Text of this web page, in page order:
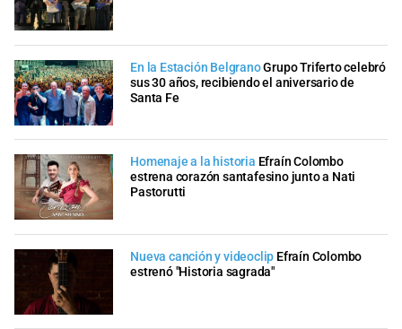
En la Estación BelgranoGrupo Triferto celebró
sus 30 años, recibiendo el aniversario de
Santa Fe
Homenaje a la historia Efraín Colombo
estrena corazón santafesino junto a Nati
Pastorutti
Nueva canción y videoclip Efraín Colombo
estrenó "Historia sagrada"